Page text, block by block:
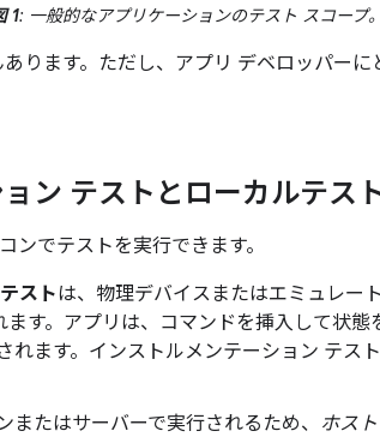
1: 一般的なアプリケーションのテスト スコープ。
ります。ただし、アプリ デベロッパー
ン テストとローカルテス
ンでテストを実行できます。
ストは、物理デバイスまたはエミュレー
す。アプリは、コマンドを挿入して状態
れます。インストルメンテーション テス
またはサーバーで実行されるため、 ホス